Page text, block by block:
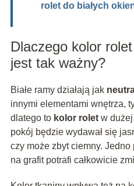
rolet do białych
Dlaczego kolor
jest tak ważny?
Białe ramy działają jak
innymi elementami wnętrza,
dlatego to kolor roletw dużej
pokój będzie wydawał się
czy może zbyt ciemny.
na grafit potrafi całkowicie